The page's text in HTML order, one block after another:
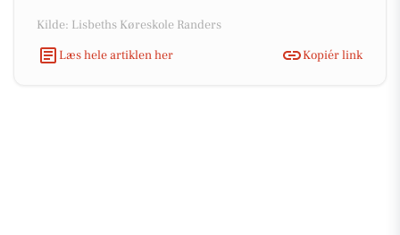
Kilde: Lisbeths Køreskole Randers
Læs hele artiklen her
Kopiér link